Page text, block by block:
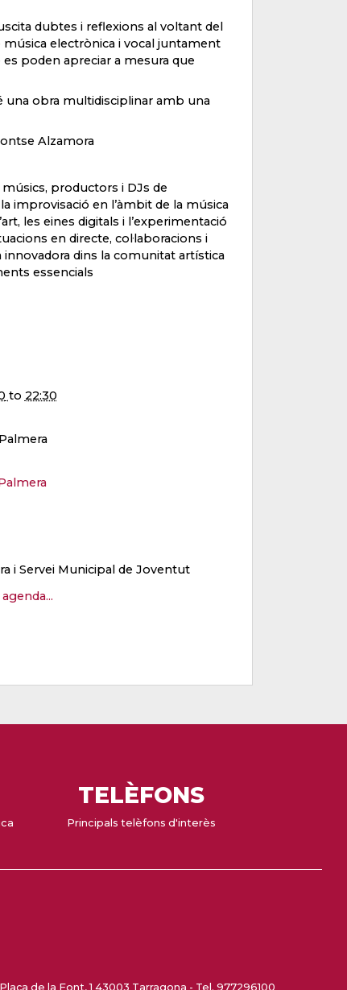
dubtes i reflexions al voltant del
electrònica i vocal juntament
poden apreciar a mesura que
una obra multidisciplinar amb una
Alzamora
productors i DJs de
improvisació en l’àmbit de la música
les eines digitals i l’experimentació
en directe, col·laboracions i
dins la comunitat artística
essencials
to 22:30
i Servei Municipal de Joventut
TELÈFONS
Principals telèfons d'interès
de la Font, 1 43003 Tarragona - Tel. 977296100